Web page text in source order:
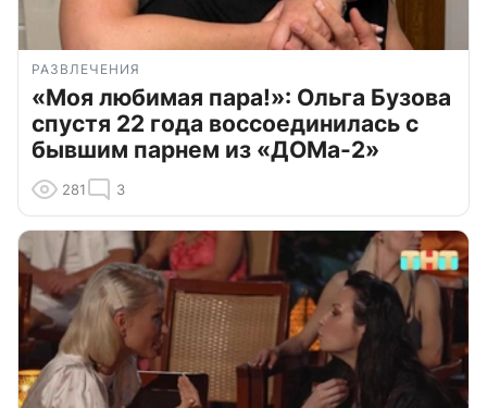
РАЗВЛЕЧЕНИЯ
«Моя любимая пара!»: Ольга Бузова
спустя 22 года воссоединилась с
бывшим парнем из «ДОМа-2»
281 3